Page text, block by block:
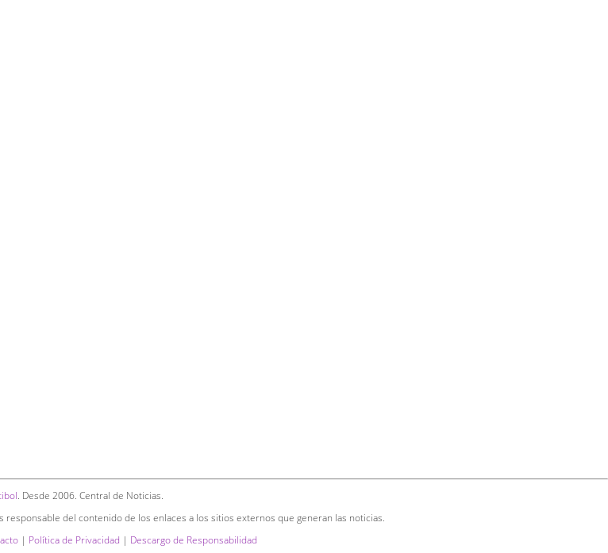
. Desde 2006. Central de Noticias.
del contenido de los enlaces a los sitios externos que generan las noticias.
| Política de Privacidad | Descargo de Responsabilidad